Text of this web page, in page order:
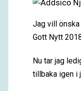
Jag vill
Gott Nytt
Nu tar jag
tillbaka igen i